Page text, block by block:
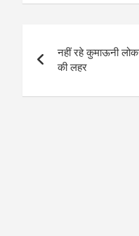
navigation
नहीं रहे कुमाऊनी
की लहर